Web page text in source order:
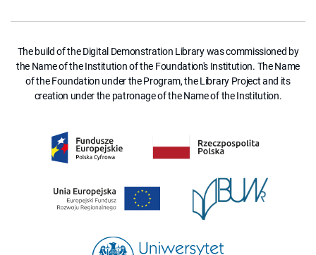
The build of the Digital Demonstration Library was commissioned by
the Name of the Institution of the Foundation's Institution. The Name
of the Foundation under the Program, the Library Project and its
creation under the patronage of the Name of the Institution.